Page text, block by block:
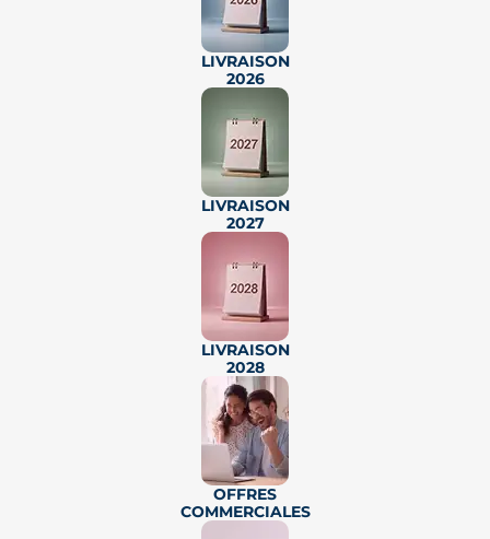
Livraison au 4ème trimestre 2028
APPARTEMENTS NEUFS
TOULOUSE : SAINT-AGNE
À deux pas du métro et des
LLI JEANBRUN
à partir de
167 000€
Une résidence contemporaine pensée pour le
confort et la qualité d’usage, et conçue dans une
LIVRAISON
2026
LIVRAISON
2027
LIVRAISON
2028
OFFRES
COMMERCIALES